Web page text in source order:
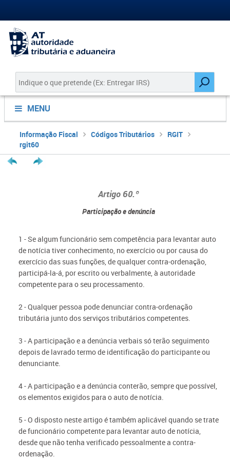
MENU
Informação Fiscal Códigos Tributários
RGIT
rgit60
Artigo 60.º
Participação e denúncia
1 - Se algum funcionário sem competência para levantar auto
de notícia tiver conhecimento, no exercício ou por causa do
exercício das suas funções, de qualquer contra-ordenação,
participá-la-á, por escrito ou verbalmente, à autoridade
competente para o seu processamento.
2 - Qualquer pessoa pode denunciar contra-ordenação
tributária junto dos serviços tributários competentes.
3 - A participação e a denúncia verbais só terão seguimento
depois de lavrado termo de identificação do participante ou
denunciante.
4 - A participação e a denúncia conterão, sempre que possível,
os elementos exigidos para o auto de notícia.
5 - O disposto neste artigo é também aplicável quando se trate
de funcionário competente para levantar auto de notícia,
desde que não tenha verificado pessoalmente a contra-
ordenação.